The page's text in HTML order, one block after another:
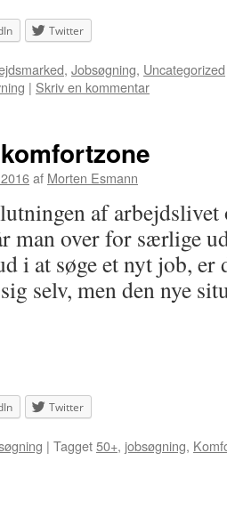
Twitter
, Jobsøgning, Uncategorized
| Skriv en kommentar
af Morten Esmann
af
man over for særlige
i at søge et nyt job, er
selv, men den nye
Twitter
| Tagget50+, jobsøgning,